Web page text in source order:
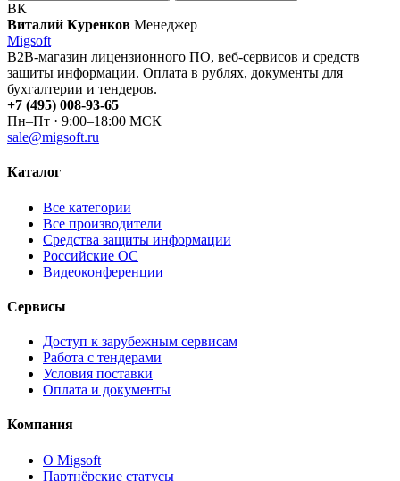
ВК
Виталий Куренков Менеджер
Migsoft
B2B-магазин лицензионного ПО, веб-сервисов и средств
защиты информации. Оплата в рублях, документы для
бухгалтерии и тендеров.
+7 (495) 008-93-65
Пн–Пт · 9:00–18:00 МСК
sale@migsoft.ru
Каталог
Все категории
Все производители
Средства защиты информации
Российские ОС
Видеоконференции
Сервисы
Доступ к зарубежным сервисам
Работа с тендерами
Условия поставки
Оплата и документы
Компания
О Migsoft
Партнёрские статусы